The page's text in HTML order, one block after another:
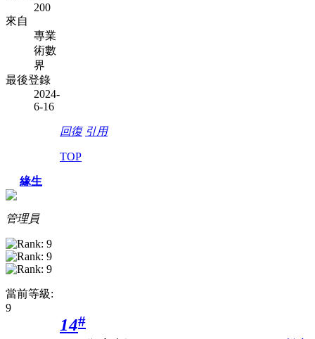
200
來自
專業
術數
界
最後登錄
2024-
6-16
回復 引用
TOP
緣生
管理員
當前等級:
9
14#